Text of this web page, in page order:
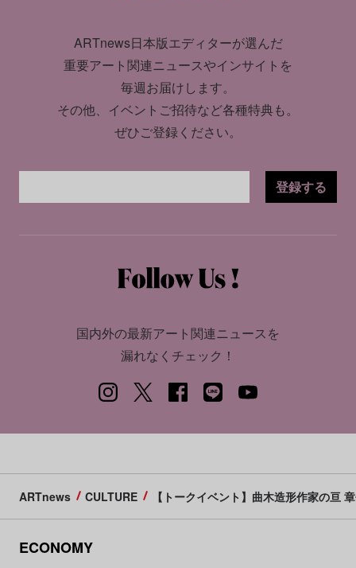
ARTnews日本版エディターが選んだ
重要アート関連ニュースやインサイトを
毎週お届けします。
その他、イベントご招待など各種特典も。
ぜひご登録ください。
登録する
国内外の最新アート関連ニュースを
漏れなくチェック！
ARTnews CULTURE 【トークイベント】曲木造形作家の
ECONOMY